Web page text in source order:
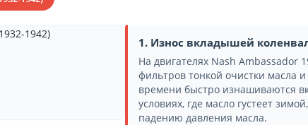
1. Износ вкладышей
На двигателях Nash Ambassador
фильтров тонкой очистки масла
времени быстро изнашиваются
условиях, где масло густеет
падению давления масла.